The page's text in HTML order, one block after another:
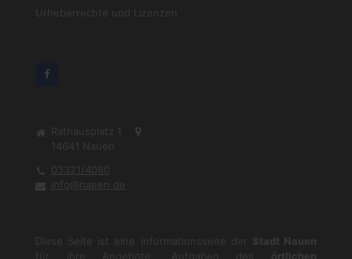
Urheberrechte und Lizenzen
Rathausplatz 1
14641
Nauen
03321/4080
info@nauen.de
Diese Seite ist eine Informationsseite der Stadt Nauen
für ihre Angebote, Aufgaben des örtlichen